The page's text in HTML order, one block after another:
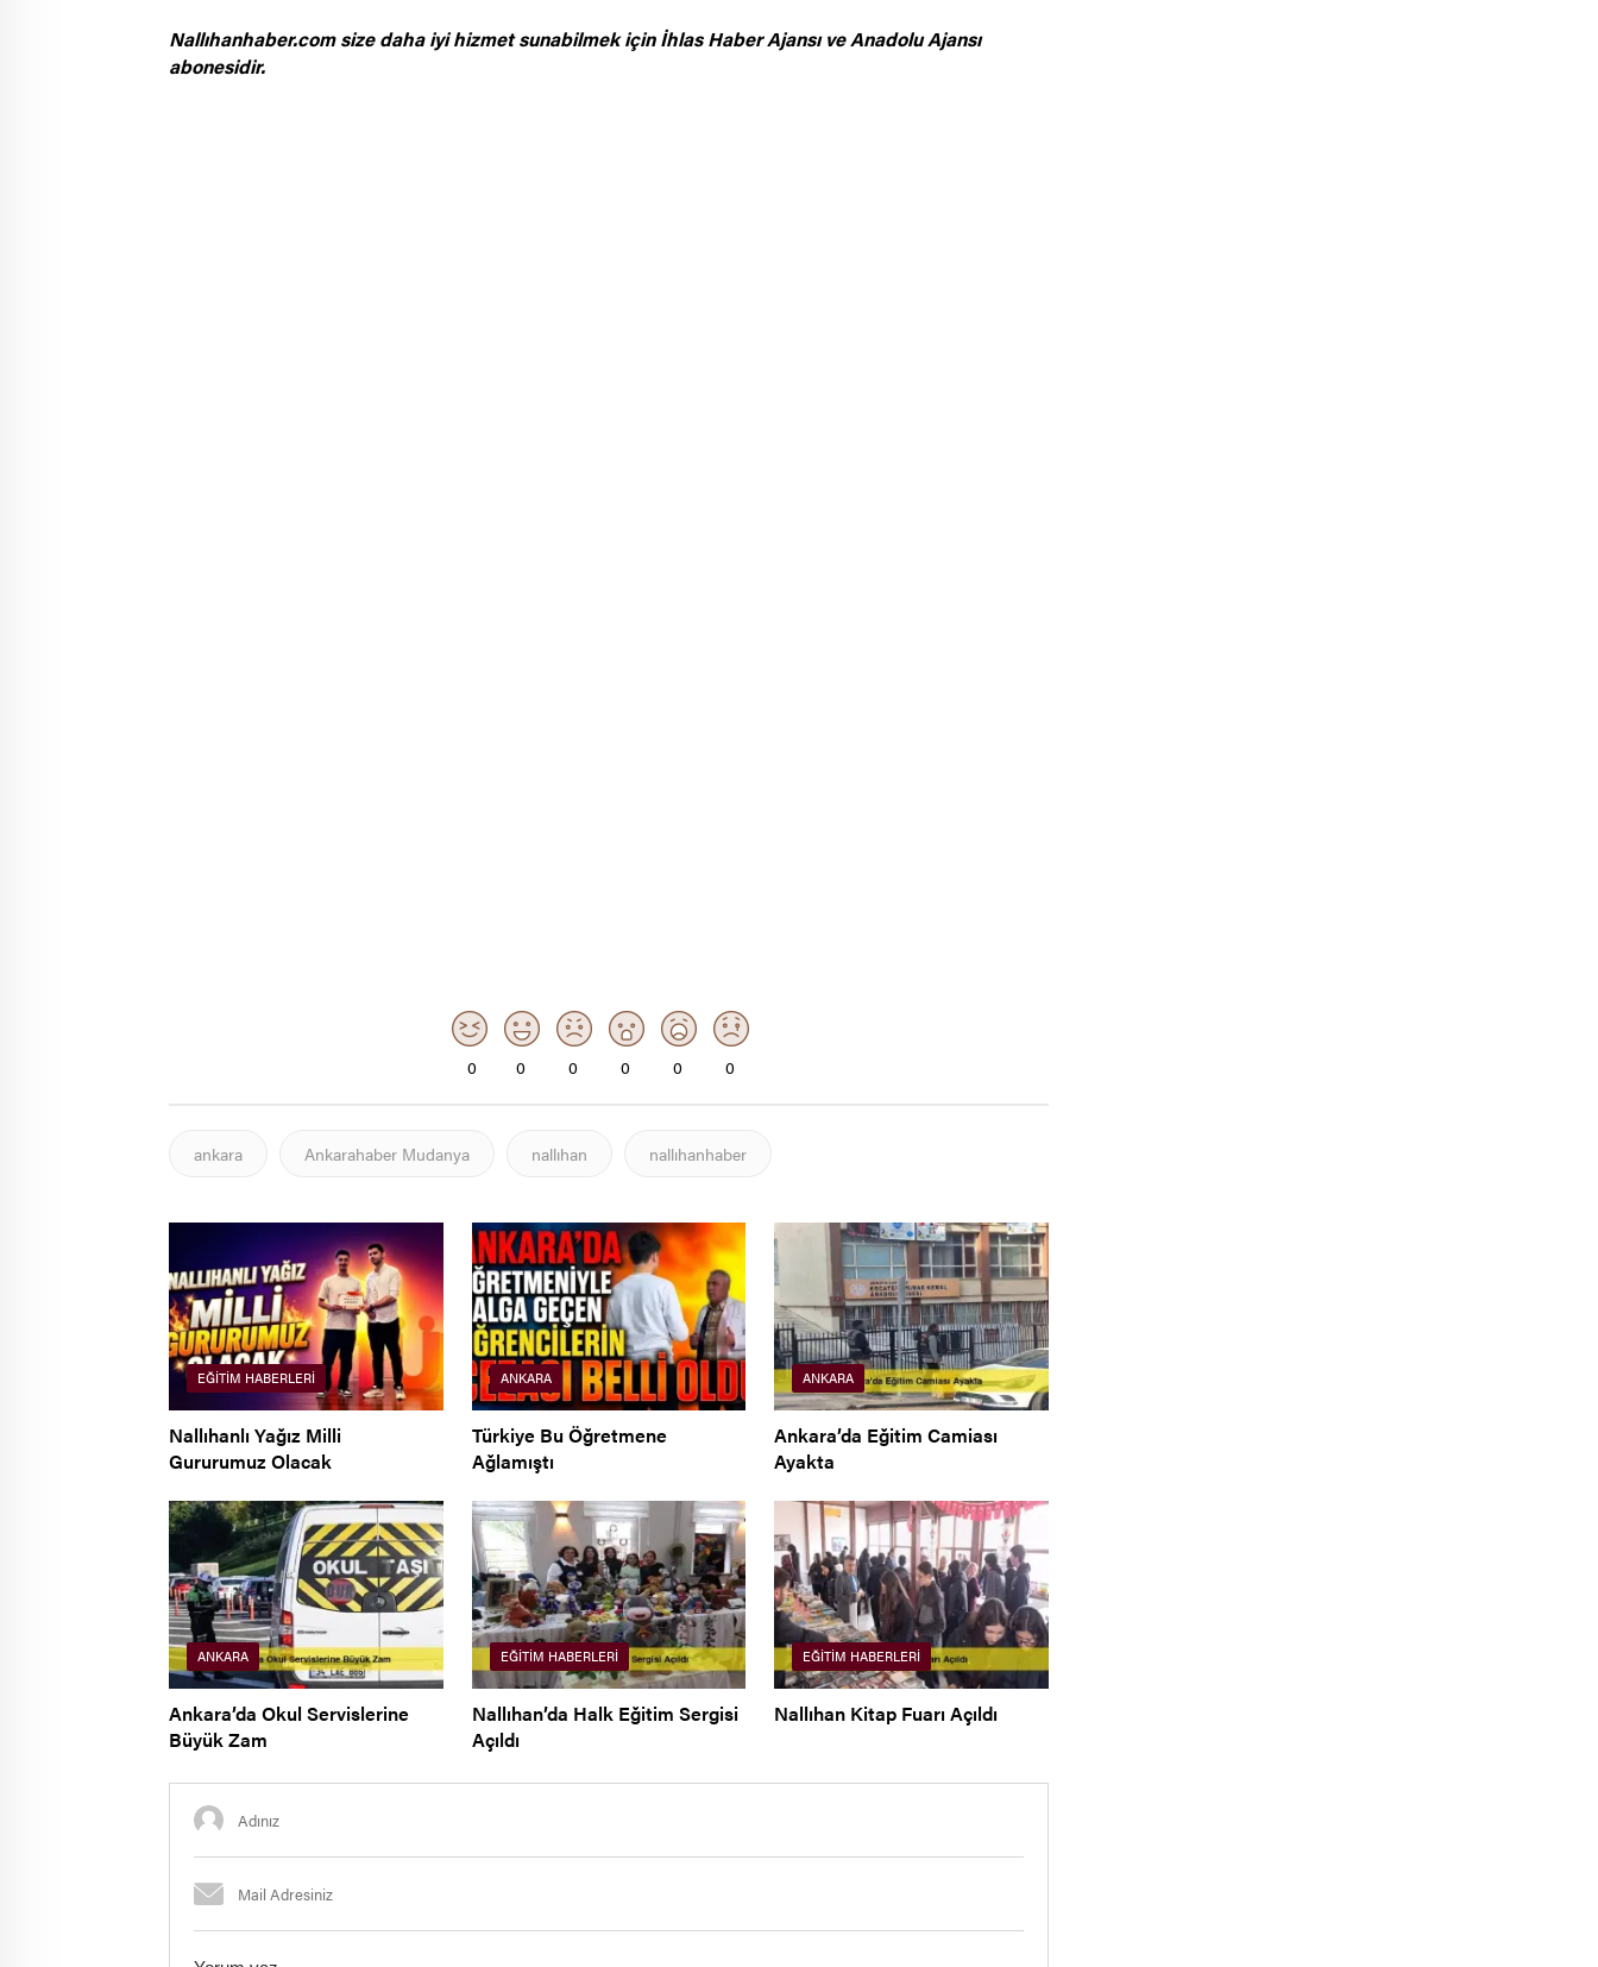
Nallıhanhaber.com size daha iyi hizmet sunabilmek için İhlas Haber Ajansı ve Anadolu Ajansı
abonesidir.
0 0 0 0 0 0
ankara Ankarahaber Mudanya nallıhan nallıhanhaber
EĞITIM HABERLERI
Nallıhanlı Yağız Milli
Gururumuz Olacak
ANKARA
Türkiye Bu Öğretmene
Ağlamıştı
ANKARA
Ankara’da Eğitim Camiası
Ayakta
ANKARA
Ankara’da Okul Servislerine
Büyük Zam
EĞITIM HABERLERI
Nallıhan’da Halk Eğitim Sergisi
Açıldı
EĞITIM HABERLERI
Nallıhan Kitap Fuarı Açıldı